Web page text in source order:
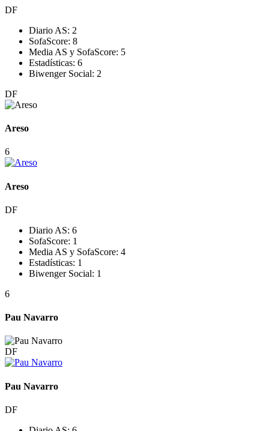
DF
Diario AS: 2
SofaScore: 8
Media AS y SofaScore: 5
Estadísticas: 6
Biwenger Social: 2
DF
Areso
6
Areso
DF
Diario AS: 6
SofaScore: 1
Media AS y SofaScore: 4
Estadísticas: 1
Biwenger Social: 1
6
Pau Navarro
DF
Pau Navarro
DF